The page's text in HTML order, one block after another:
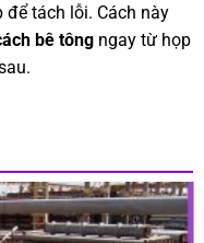
tách lỗi. Cách này
bê tôngngay từ họp